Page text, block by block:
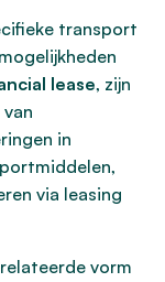
transport
lease, zijn
in
via leasing
vorm